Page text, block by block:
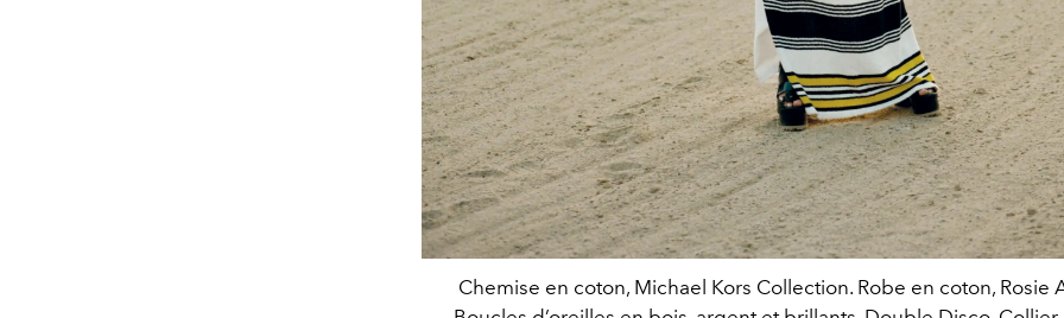
Chemise en coton, Michael Kors Collection. Robe en coton, Rosie